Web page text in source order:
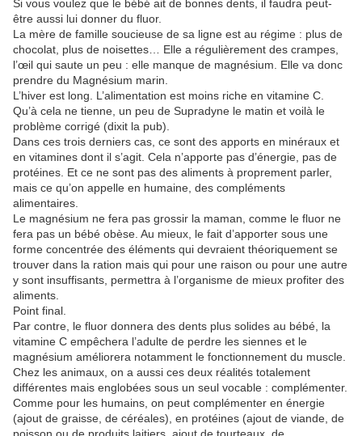
Si vous voulez que le bébé ait de bonnes dents, il faudra peut-
être aussi lui donner du fluor.
La mère de famille soucieuse de sa ligne est au régime : plus de
chocolat, plus de noisettes… Elle a régulièrement des crampes,
l’œil qui saute un peu : elle manque de magnésium. Elle va donc
prendre du Magnésium marin.
L’hiver est long. L’alimentation est moins riche en vitamine C.
Qu’à cela ne tienne, un peu de Supradyne le matin et voilà le
problème corrigé (dixit la pub).
Dans ces trois derniers cas, ce sont des apports en minéraux et
en vitamines dont il s’agit. Cela n’apporte pas d’énergie, pas de
protéines. Et ce ne sont pas des aliments à proprement parler,
mais ce qu’on appelle en humaine, des compléments
alimentaires.
Le magnésium ne fera pas grossir la maman, comme le fluor ne
fera pas un bébé obèse. Au mieux, le fait d’apporter sous une
forme concentrée des éléments qui devraient théoriquement se
trouver dans la ration mais qui pour une raison ou pour une autre
y sont insuffisants, permettra à l’organisme de mieux profiter des
aliments.
Point final.
Par contre, le fluor donnera des dents plus solides au bébé, la
vitamine C empêchera l’adulte de perdre les siennes et le
magnésium améliorera notamment le fonctionnement du muscle.
Chez les animaux, on a aussi ces deux réalités totalement
différentes mais englobées sous un seul vocable : complémenter.
Comme pour les humains, on peut complémenter en énergie
(ajout de graisse, de céréales), en protéines (ajout de viande, de